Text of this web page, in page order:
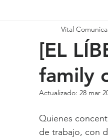
[EL
family
Vital
Actualizado: 28 mar
Quienes
de trabajo, con